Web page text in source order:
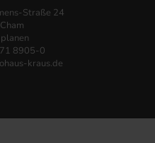
Straße 24
8905-0
kraus.de